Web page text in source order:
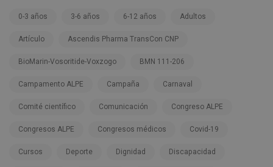
0-3 años 3-6 años 6-12 años Adultos
Artículo Ascendis Pharma TransCon CNP
BioMarin-Vosoritide-Voxzogo BMN 111-206
Campamento ALPE Campaña Carnaval
Comité científico Comunicación Congreso ALPE
Congresos ALPE Congresos médicos Covid-19
Cursos Deporte Dignidad Discapacidad